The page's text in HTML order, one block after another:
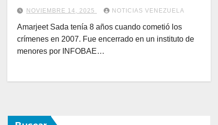
NOVIEMBRE 14, 2025 NOTICIAS VENEZUELA
Amarjeet Sada tenía 8 años cuando cometió los
crímenes en 2007. Fue encerrado en un instituto de
menores por INFOBAE…